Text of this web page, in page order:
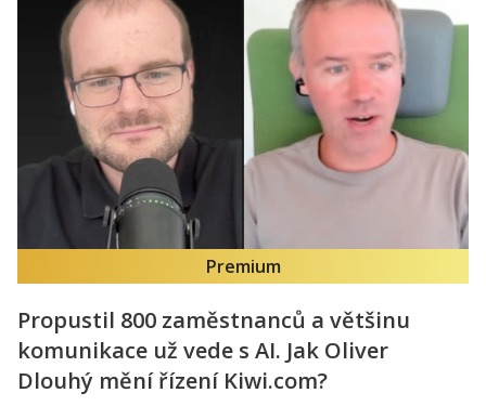
Premium
Propustil 800 zaměstnanců a většinu
komunikace už vede s AI. Jak Oliver
Dlouhý mění řízení Kiwi.com?